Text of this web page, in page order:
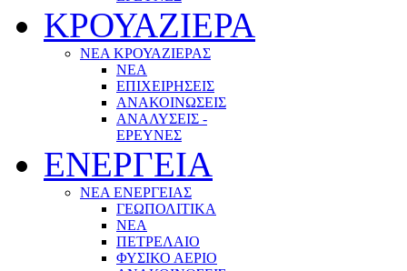
ΚΡΟΥΑΖΙΕΡΑ
ΝΕΑ ΚΡΟΥΑΖΙΕΡΑΣ
NEA
ΕΠΙΧΕΙΡΗΣΕΙΣ
ΑΝΑΚΟΙΝΩΣΕΙΣ
ΑΝΑΛΥΣΕΙΣ -
ΕΡΕΥΝΕΣ
ΕΝΕΡΓΕΙΑ
ΝΕΑ ΕΝΕΡΓΕΙΑΣ
ΓΕΩΠΟΛΙΤΙΚΑ
ΝΕΑ
ΠΕΤΡΕΛΑΙΟ
ΦΥΣΙΚΟ ΑΕΡΙΟ